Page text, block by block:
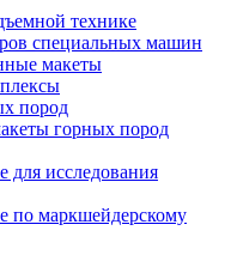
технике
специальных машин
макеты
пород
горных пород
для исследования
по маркшейдерскому